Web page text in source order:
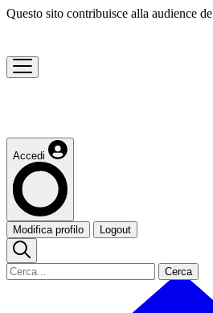
Questo sito contribuisce alla audience de
Accedi
Modifica profilo Logout
Cerca